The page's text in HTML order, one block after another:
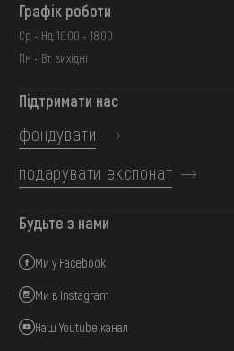
Графік роботи
Ср - Нд: 10:00 - 18:00
Пн - Вт: вихідні
Підтримати нас
фондувати
подарувати експонат
Будьте з нами
Ми у Facebook
Ми в Instagram
Наш Youtube канал